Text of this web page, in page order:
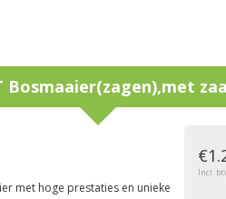
Bosmaaier(zagen),met
met hoge prestaties en unieke
Incl.